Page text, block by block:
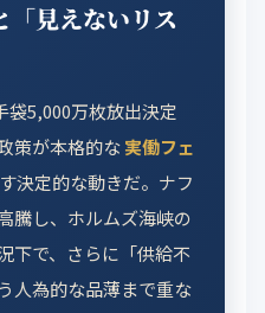
「見えないリス
袋5,000万枚放出決定
策が本格的な実働フェ
決定的な動きだ。ナフ
騰し、ホルムズ海峡の
下で、さらに「供給不
人為的な品薄まで重な